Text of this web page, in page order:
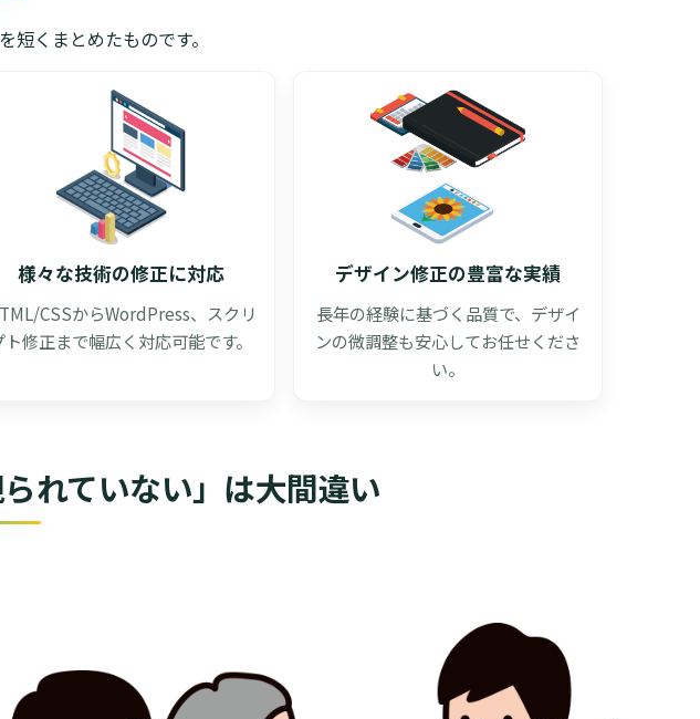
くまとめたものです。
様々な技術の修正に対応
CSSからWordPress、スクリ
ト修正まで幅広く対応可能です。
デザイン修正の豊富な実績
長年の経験に基づく品質で、デザイ
ンの微調整も安心してお任せくださ
い。
れていない」は大間違い